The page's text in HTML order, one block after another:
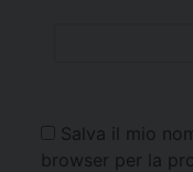
Salva il mio
browser per la